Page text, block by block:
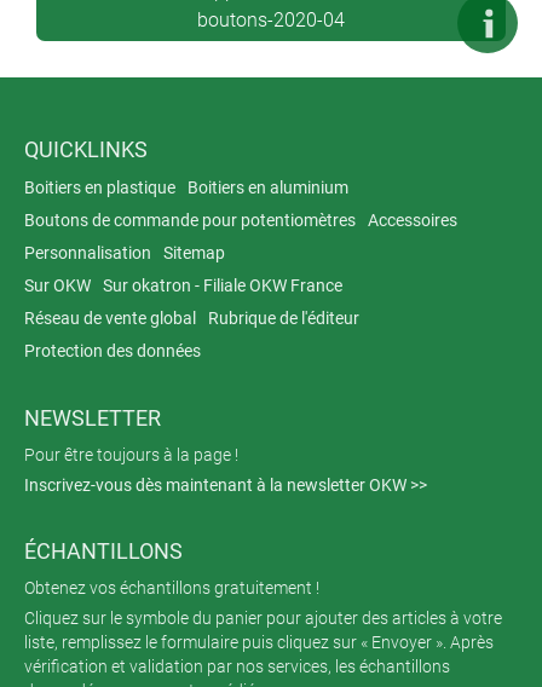
boutons-2020-04
QUICKLINKS
Boitiers en plastique
Boitiers en aluminium
Boutons de commande pour potentiomètres
Accessoires
Personnalisation
Sitemap
Sur OKW
Sur okatron - Filiale OKW France
Réseau de vente global
Rubrique de l'éditeur
Protection des données
NEWSLETTER
Pour être toujours à la page !
Inscrivez-vous dès maintenant à la newsletter OKW >>
ÉCHANTILLONS
Obtenez vos échantillons gratuitement !
Cliquez sur le symbole du panier pour ajouter des articles à votre
liste, remplissez le formulaire puis cliquez sur « Envoyer ». Après
vérification et validation par nos services, les échantillons